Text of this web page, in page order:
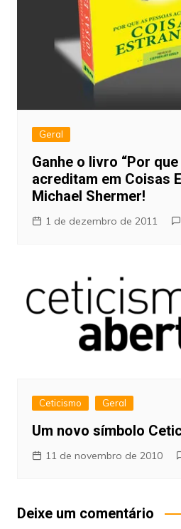
Geral
Ganhe o livro “Por
acreditam em Coisas
Michael Shermer!
1 de dezembro de 2011
Ceticismo Geral
Um novo símbolo
11 de novembro de 2010
Deixe um comentário